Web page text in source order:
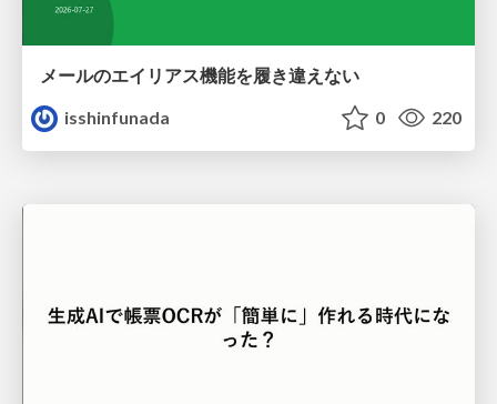
メールのエイリアス機能を履き違えない
isshinfunada
0 220